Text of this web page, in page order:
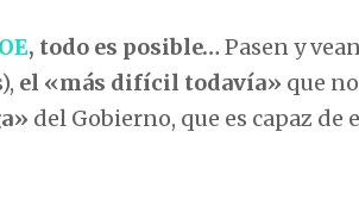
, todo es posible…Pasen y
el «más difícil todavía» que
del Gobierno, que es capaz de